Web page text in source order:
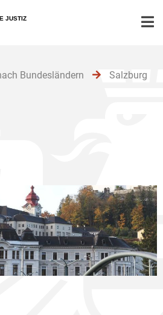
JUSTIZ
Bundesländern Salzburg